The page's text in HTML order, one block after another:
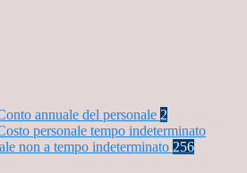
annuale del personale 2
personale tempo indeterminato
non a tempo indeterminato 256